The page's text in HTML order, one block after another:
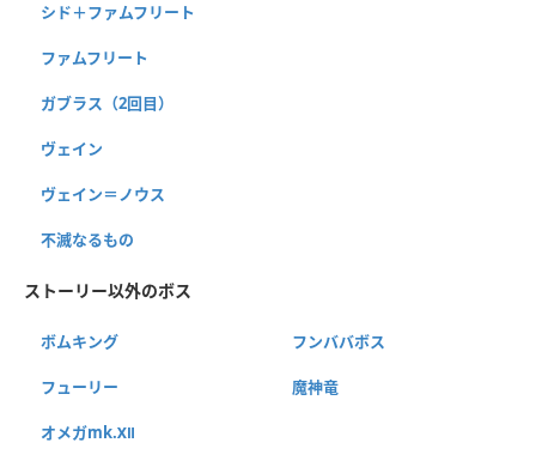
シド＋ファムフリート
ファムフリート
ガブラス（2回目）
ヴェイン
ヴェイン＝ノウス
不滅なるもの
ストーリー以外のボス
ボムキング フンババボス
フューリー 魔神竜
オメガmk.Ⅻ